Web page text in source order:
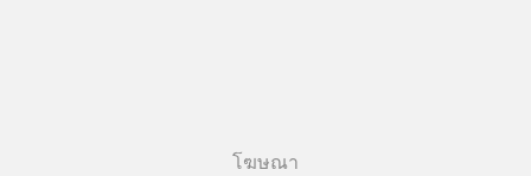
โฆษณา